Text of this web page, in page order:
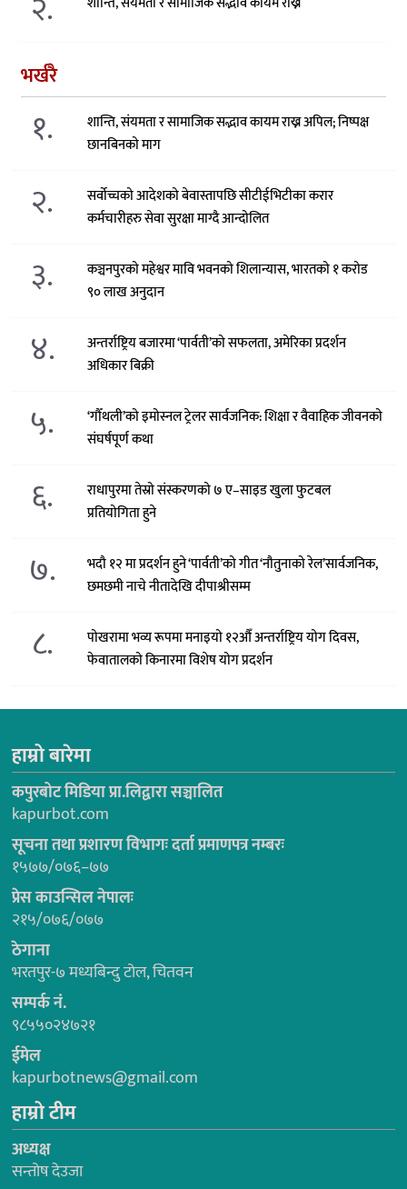
भर्खरै
१.
शान्ति, संयमता र सामाजिक सद्भाव कायम राख्न अपिल; निष्पक्ष
छानबिनको माग
२.
सर्वोच्चको आदेशको बेवास्तापछि सीटीईभिटीका करार
कर्मचारीहरु सेवा सुरक्षा माग्दै आन्दोलित
३.
कञ्चनपुरको महेश्वर मावि भवनको शिलान्यास, भारतको १ करोड
९० लाख अनुदान
४.
अन्तर्राष्ट्रिय बजारमा ‘पार्वती’को सफलता, अमेरिका प्रदर्शन
अधिकार बिक्री
५.
‘गौँथली’को इमोस्नल ट्रेलर सार्वजनिक: शिक्षा र वैवाहिक जीवनको
संघर्षपूर्ण कथा
६.
राधापुरमा तेस्रो संस्करणको ७ ए–साइड खुला फुटबल
प्रतियोगिता हुने
७.
भदौ १२ मा प्रदर्शन हुने ‘पार्वती’को गीत ‘नौतुनाको रेल’सार्वजनिक,
छमछमी नाचे नीतादेखि दीपाश्रीसम्म
८.
पोखरामा भव्य रूपमा मनाइयो १२औँ अन्तर्राष्ट्रिय योग दिवस,
फेवातालको किनारमा विशेष योग प्रदर्शन
हाम्रो बारेमा
कपुरबोट मिडिया प्रा.लिद्वारा सञ्चालित
kapurbot.com
सूचना तथा प्रशारण विभागः दर्ता प्रमाणपत्र नम्बरः
१५७७/०७६–७७
प्रेस काउन्सिल नेपालः
२१५/०७६/०७७
ठेगाना
भरतपुर-७ मध्यबिन्दु टोल, चितवन
सम्पर्क नं.
९८५५०२४७२१
ईमेल
kapurbotnews@gmail.com
हाम्रो टीम
अध्यक्ष
सन्तोष देउजा